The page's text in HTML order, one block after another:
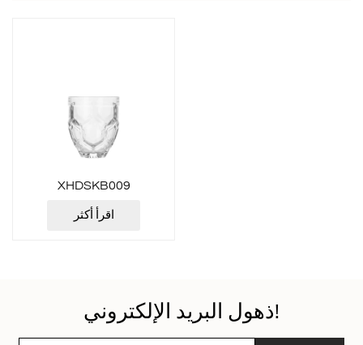
XHDSKB009
اقرأ أكثر
ذهول البريد الإلكتروني!